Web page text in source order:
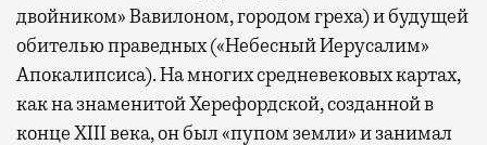
двойником» Вавилоном, городом греха) и будущей
обителью праведных («Небесный Иерусалим»
Апокалипсиса). На многих средневековых картах,
как на знаменитой Херефордской, созданной в
конце XIII века, он был «пупом земли» и занимал